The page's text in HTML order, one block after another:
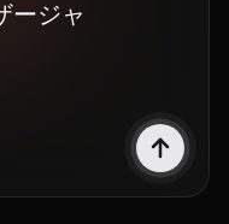
ージャ